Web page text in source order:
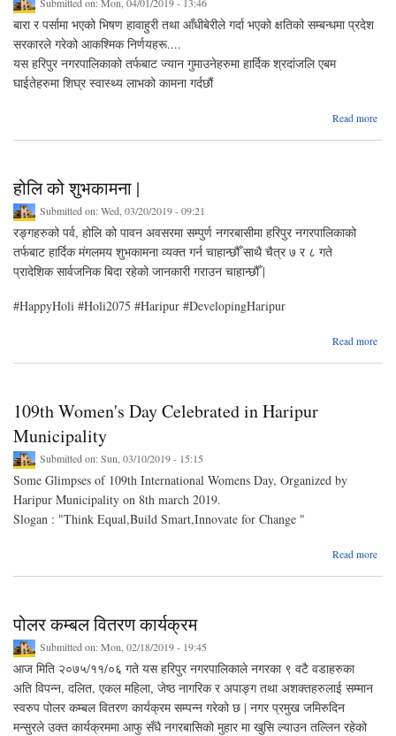
Submitted on:Mon, 04/01/2019 - 13:46
बारा र पर्सामा भएको भिषण हावाहुरी तथा आँधीबेरीले गर्दा भएको क्षतिको सम्बन्धमा प्रदेश
सरकारले गरेको आकश्मिक निर्णयहरू....
यस हरिपुर नगरपालिकाको तर्फबाट ज्यान गुमाउनेहरुमा हार्दिक श्रदांजलि एबम
घाईतेहरुमा शिघ्र स्वास्थ्य लाभको कामना गर्दछौं
Read more
होलि को शुभकामना |
Submitted on:Wed, 03/20/2019 - 09:21
रङ्गहरुको पर्व, होलि को पावन अवसरमा सम्पुर्ण नगरबासीमा हरिपुर नगरपालिकाको
तर्फबाट हार्दिक मंगलमय शुभकामना व्यक्त गर्न चाहान्छौँ साथै चैत्र ७ र ८ गते
प्रादेशिक सार्वजनिक बिदा रहेको जानकारी गराउन चाहान्छौँ |
#HappyHoli #Holi2075 #Haripur #DevelopingHaripur
Read more
109th Women's Day Celebrated in Haripur
Municipality
Submitted on:Sun, 03/10/2019 - 15:15
Some Glimpses of 109th International Womens Day, Organized by
Haripur Municipality on 8th march 2019.
Slogan : "Think Equal,Build Smart,Innovate for Change "
Read more
पोलर कम्बल वितरण कार्यक्रम
Submitted on:Mon, 02/18/2019 - 19:45
आज मिति २०७५/११/०६ गते यस हरिपुर नगरपालिकाले नगरका ९ वटै वडाहरुका
अति विपन्न, दलित, एकल महिला, जेष्ठ नागरिक र अपाङ्ग तथा अशक्तहरुलाई सम्मान
स्वरुप पोलर कम्बल वितरण कार्यक्रम सम्पन्न गरेको छ | नगर प्रमुख जमिरुदिन
मन्सुरले उक्त कार्यक्रममा आफु सँधै नगरबासिको मुहार मा खुसि ल्याउन तल्लिन रहेको